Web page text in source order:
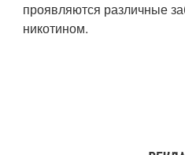
проявляются различные
никотином.